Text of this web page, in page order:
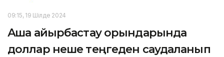
09:15, 19 Шілде 2024
Ақша айырбастау орындарында
доллар неше теңгеден саудаланып